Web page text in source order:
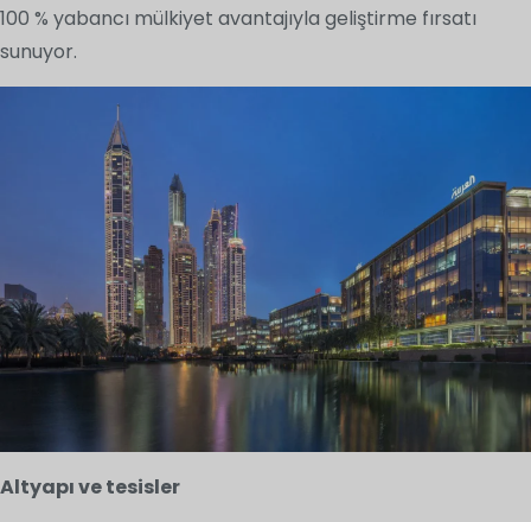
100 % yabancı mülkiyet avantajıyla geliştirme fırsatı
sunuyor.
Altyapı ve tesisler